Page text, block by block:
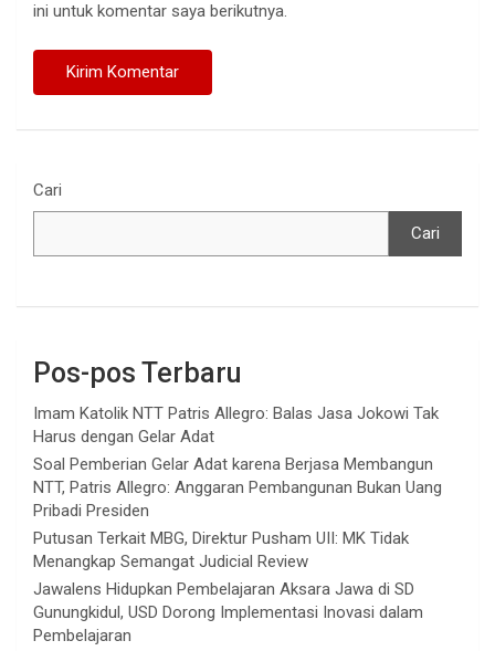
ini untuk komentar saya berikutnya.
Cari
Cari
Pos-pos Terbaru
Imam Katolik NTT Patris Allegro: Balas Jasa Jokowi Tak
Harus dengan Gelar Adat
Soal Pemberian Gelar Adat karena Berjasa Membangun
NTT, Patris Allegro: Anggaran Pembangunan Bukan Uang
Pribadi Presiden
Putusan Terkait MBG, Direktur Pusham UII: MK Tidak
Menangkap Semangat Judicial Review
Jawalens Hidupkan Pembelajaran Aksara Jawa di SD
Gunungkidul, USD Dorong Implementasi Inovasi dalam
Pembelajaran